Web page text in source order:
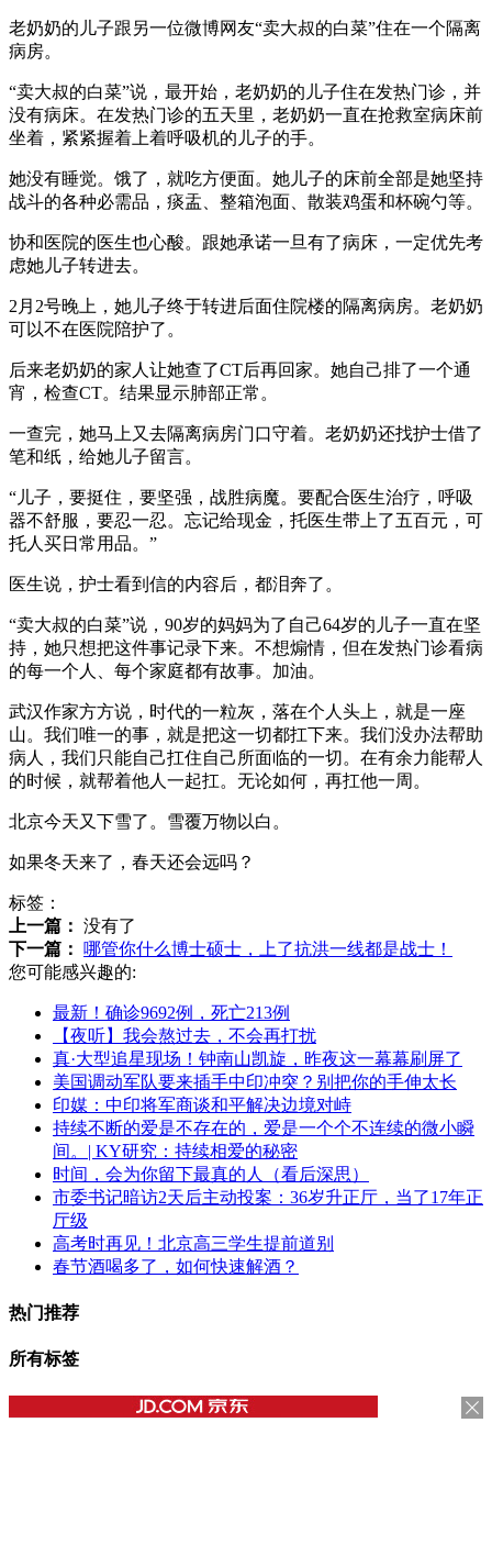
老奶奶的儿子跟另一位微博网友“卖大叔的白菜”住在一个隔离
病房。
“卖大叔的白菜”说，最开始，老奶奶的儿子住在发热门诊，并
没有病床。在发热门诊的五天里，老奶奶一直在抢救室病床前
坐着，紧紧握着上着呼吸机的儿子的手。
她没有睡觉。饿了，就吃方便面。她儿子的床前全部是她坚持
战斗的各种必需品，痰盂、整箱泡面、散装鸡蛋和杯碗勺等。
协和医院的医生也心酸。跟她承诺一旦有了病床，一定优先考
虑她儿子转进去。
2月2号晚上，她儿子终于转进后面住院楼的隔离病房。老奶奶
可以不在医院陪护了。
后来老奶奶的家人让她查了CT后再回家。她自己排了一个通
宵，检查CT。结果显示肺部正常。
一查完，她马上又去隔离病房门口守着。老奶奶还找护士借了
笔和纸，给她儿子留言。
“儿子，要挺住，要坚强，战胜病魔。要配合医生治疗，呼吸
器不舒服，要忍一忍。忘记给现金，托医生带上了五百元，可
托人买日常用品。”
医生说，护士看到信的内容后，都泪奔了。
“卖大叔的白菜”说，90岁的妈妈为了自己64岁的儿子一直在坚
持，她只想把这件事记录下来。不想煽情，但在发热门诊看病
的每一个人、每个家庭都有故事。加油。
武汉作家方方说，时代的一粒灰，落在个人头上，就是一座
山。我们唯一的事，就是把这一切都扛下来。我们没办法帮助
病人，我们只能自己扛住自己所面临的一切。在有余力能帮人
的时候，就帮着他人一起扛。无论如何，再扛他一周。
北京今天又下雪了。雪覆万物以白。
如果冬天来了，春天还会远吗？
标签：
上一篇： 没有了
下一篇：
哪管你什么博士硕士，上了抗洪一线都是战士！
您可能感兴趣的:
最新！确诊9692例，死亡213例
【夜听】我会熬过去，不会再打扰
真·大型追星现场！钟南山凯旋，昨夜这一幕幕刷屏了
美国调动军队要来插手中印冲突？别把你的手伸太长
印媒：中印将军商谈和平解决边境对峙
持续不断的爱是不存在的，爱是一个个不连续的微小瞬
间。| KY研究：持续相爱的秘密
时间，会为你留下最真的人（看后深思）
市委书记暗访2天后主动投案：36岁升正厅，当了17年正
厅级
高考时再见！北京高三学生提前道别
春节酒喝多了，如何快速解酒？
热门推荐
所有标签